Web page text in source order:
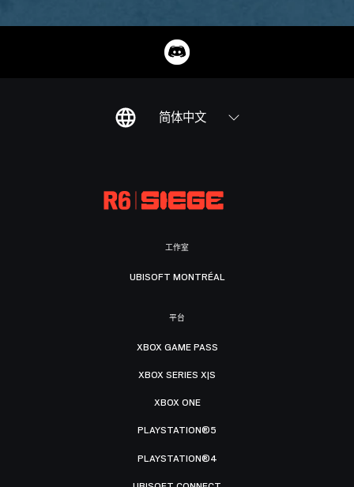
简体中文
工作室
UBISOFT MONTRÉAL
平台
XBOX GAME PASS
XBOX SERIES X|S
XBOX ONE
PLAYSTATION®5
PLAYSTATION®4